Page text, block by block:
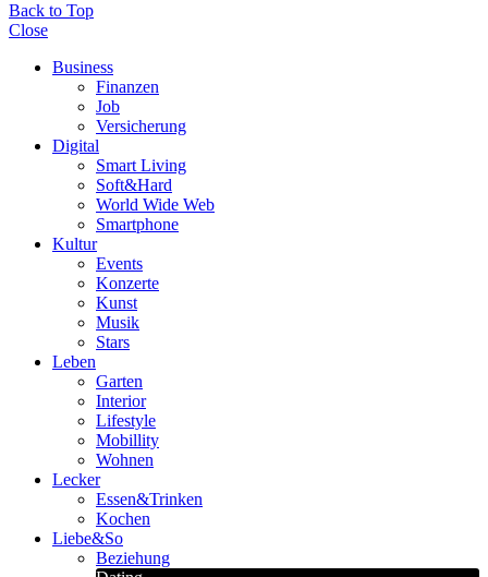
Back to Top
Close
Business
Finanzen
Job
Versicherung
Digital
Smart Living
Soft&Hard
World Wide Web
Smartphone
Kultur
Events
Konzerte
Kunst
Musik
Stars
Leben
Garten
Interior
Lifestyle
Mobillity
Wohnen
Lecker
Essen&Trinken
Kochen
Liebe&So
Beziehung